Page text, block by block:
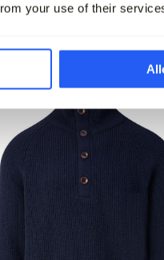
your use of their